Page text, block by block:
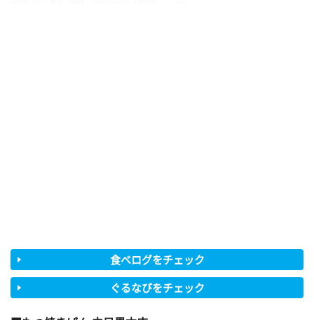
食べログをチェック
ぐるなびをチェック